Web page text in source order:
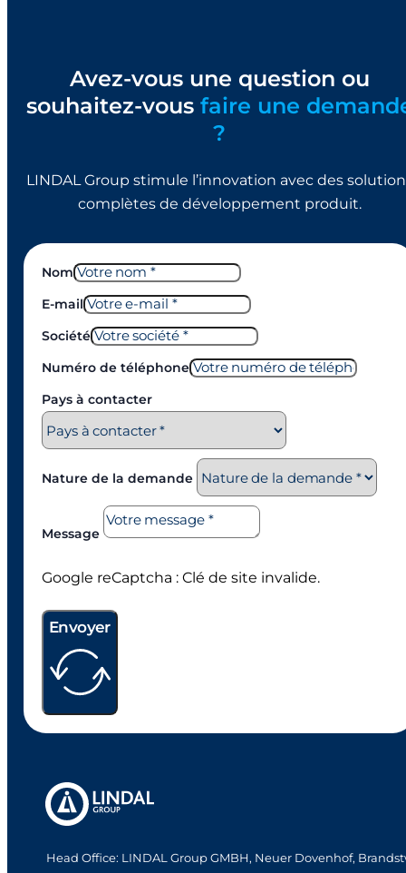
Avez-vous une question ou
souhaitez-vous faire une
?
LINDAL Group stimule l’innovation avec des
complètes de développement produit.
Nom
E-mail
Société
Numéro de téléphone
Pays à contacter
Nature de la demande
Message
Google reCaptcha : Clé de site invalide.
Envoyer
Head Office: LINDAL Group GMBH, Neuer Dovenhof,